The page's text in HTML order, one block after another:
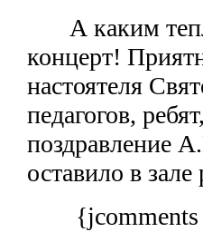
А каким
концерт!
настоятеля
педагогов,
поздравление
оставило в